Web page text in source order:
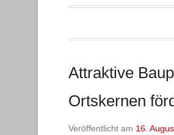
Attraktive
Ortskernen
Veröffentlicht am 16.